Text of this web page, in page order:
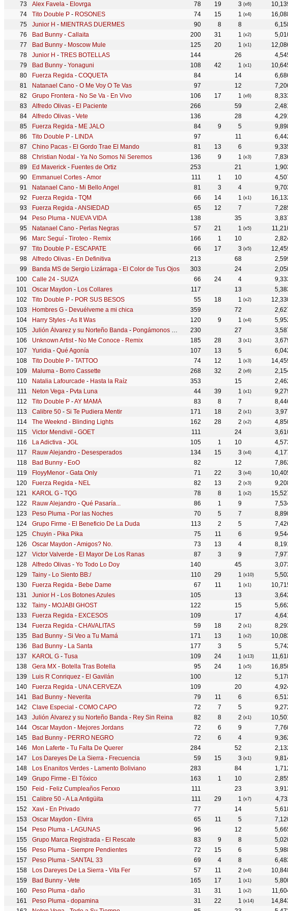
Alex Favela - Elovrga 78 19 3 (x6)
Tito Double P - ROSONES 74 15 1 (x4)
Junior H - MIENTRAS DUERMES 90 8 8
Bad Bunny - Callaita 200 31 1 (x2)
Bad Bunny - Moscow Mule 125 20 1 (x1)
Junior H - TRES BOTELLAS 144 26
Bad Bunny - Yonaguni 108 42 1 (x1)
Fuerza Regida - COQUETA 84 14
Natanael Cano - O Me Voy O Te Vas 97 12
Grupo Frontera - No Se Va - En Vivo 106 17 1 (x6)
Alfredo Olivas - El Paciente 266 59
Alfredo Olivas - Vete 136 28
Fuerza Regida - ME JALO 84 9 5
Tito Double P - LINDA 97 11
Chino Pacas - El Gordo Trae El Mando 81 13 6
Christian Nodal - Ya No Somos Ni Seremos 136 9 1 (x3)
Ed Maverick - Fuentes de Ortiz 253 21
Emmanuel Cortes -Amor 111 1 10
Natanael Cano - Mi Bello Angel 81 3 4
Fuerza Regida - TQM 66 14 1 (x1)
Fuerza Regida -ANSIEDAD 65 12 7
Peso Pluma - NUEVA VIDA 138 35
Natanael Cano - Perlas Negras 57 21 1 (x5)
Marc Seguí - Tiroteo - Remix 166 1 10
Tito Double P - ESCAPATE 66 17 3 (x5)
Alfredo Olivas - En Definitiva 213 68
Banda MS de Sergio Lizárraga - El Color de Tus Ojos 303 24
Calle 24 - SUIZA 66 24 4
Oscar Maydon - Los Collares 117 13
Tito Double P - POR SUS BESOS 55 18 1 (x2)
Hombres G - Devuélveme a mi chica 359 72
Harry Styles -As It Was 120 9 1 (x4)
Julión Álvarez y su Norteño Banda - Pongámonos De Acuerdo 230 27
Unknown Artist- No Me Conoce - Remix 185 28 3 (x1)
Yuridia - Qué Agonía 107 13 5
Tito Double P - TATTOO 74 12 1 (x3)
Maluma - Borro Cassette 268 32 2 (x6)
Natalia Lafourcade - Hasta la Raíz 353 15
Neton Vega - Pvta Luna 44 39 1 (x1)
Tito Double P -AY MAMÁ 83 8 7
Calibre 50 - Si Te Pudiera Mentir 171 18 2 (x1)
The Weeknd - Blinding Lights 162 28 2 (x2)
Victor Mendivil - GOET 111 24
La Adictiva - JGL 105 1 10
Rauw Alejandro - Desesperados 134 15 3 (x4)
Bad Bunny - EoO 82 12
FloyyMenor - Gata Only 71 22 3 (x4)
Fuerza Regida - NEL 82 13 2 (x3)
KAROL G - TQG 78 8 1 (x2)
Rauw Alejandro - Qué Pasaría... 86 1 9
Peso Pluma - Por las Noches 70 5 7
Grupo Firme - El Beneficio De La Duda 113 2 5
Chuyin - Pika Pika 75 11 6
Oscar Maydon -Amigos? No. 73 13 4
Victor Valverde - El Mayor De Los Ranas 87 3 9
Alfredo Olivas - Yo Todo Lo Doy 140 45
Tainy - Lo Siento BB:/ 110 29 1 (x10)
Fuerza Regida - Bebe Dame 67 11 1 (x1)
Junior H - Los Botones Azules 105 13
Tainy - MOJABI GHOST 122 15
Fuerza Regida - EXCESOS 109 17
Fuerza Regida - CHAVALITAS 59 18 2 (x1)
Bad Bunny - Si Veo a Tu Mamá 171 13 1 (x2)
Bad Bunny - La Santa 177 3 5
KAROL G - Tusa 109 24 1 (x13)
Gera MX - Botella Tras Botella 95 24 1 (x5)
Luis R Conriquez - El Gavilán 100 12
Fuerza Regida - UNA CERVEZA 109 20
Bad Bunny - Neverita 79 11 6
Clave Especial - COMO CAPO 72 7 5
Julión Álvarez y su Norteño Banda - Rey Sin Reina 82 8 2 (x1)
Oscar Maydon - Mejores Jordans 72 6 9
Bad Bunny - PERRO NEGRO 72 6 4
Mon Laferte - Tu Falta De Querer 284 52
Los Dareyes De La Sierra - Frecuencia 59 15 3 (x1)
Los Enanitos Verdes - Lamento Boliviano 283 84
Grupo Firme - El Tóxico 163 1 10
Feid - Feliz Cumpleaños Ferxxo 111 23
Calibre 50 -A La Antigüita 111 29 1 (x7)
Xavi - En Privado 77 14
Oscar Maydon - Elvira 65 11 5
Peso Pluma - LAGUNAS 96 12
Grupo Marca Registrada - El Rescate 83 9 8
Peso Pluma - Siempre Pendientes 72 15 6
Peso Pluma - SANTAL 33 69 4 8
Los Dareyes De La Sierra - Vita Fer 57 11 2 (x4)
Bad Bunny - Vete 165 17 1 (x1)
Peso Pluma - daño 31 31 1 (x2)
Peso Pluma - dopamina 31 22 1 (x14)